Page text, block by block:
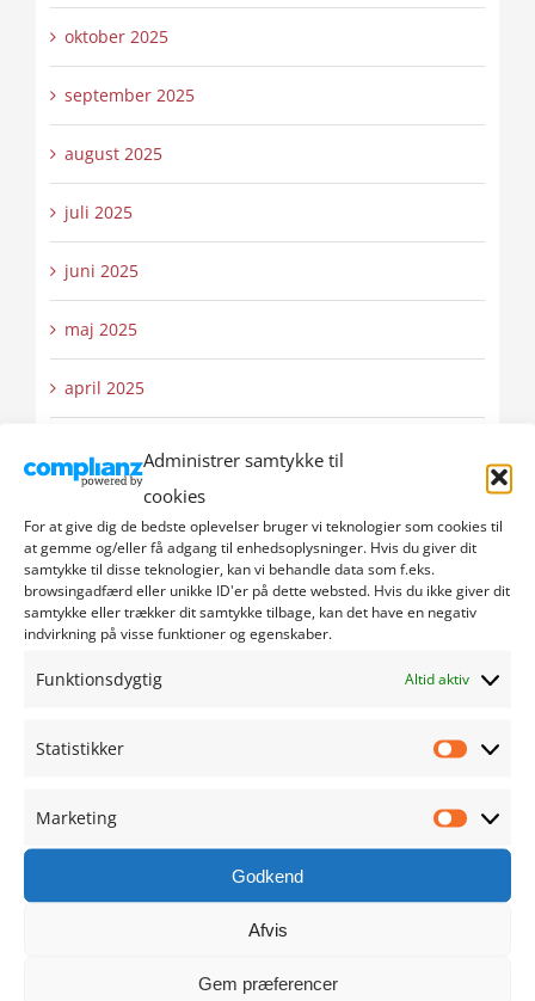
Administrer samtykke til
cookies
For at give dig de bedste oplevelser bruger vi teknologier som cookies til
at gemme og/eller få adgang til enhedsoplysninger. Hvis du giver dit
samtykke til disse teknologier, kan vi behandle data som f.eks.
browsingadfærd eller unikke ID'er på dette websted. Hvis du ikke giver dit
samtykke eller trækker dit samtykke tilbage, kan det have en negativ
indvirkning på visse funktioner og egenskaber.
Funktionsdygtig Altid aktiv
Statistikker
Marketing
Godkend
Afvis
Gem præferencer
oktober 2025
september 2025
august 2025
juli 2025
juni 2025
maj 2025
april 2025
februar 2025
januar 2025
december 2024
november 2024
oktober 2024
august 2024